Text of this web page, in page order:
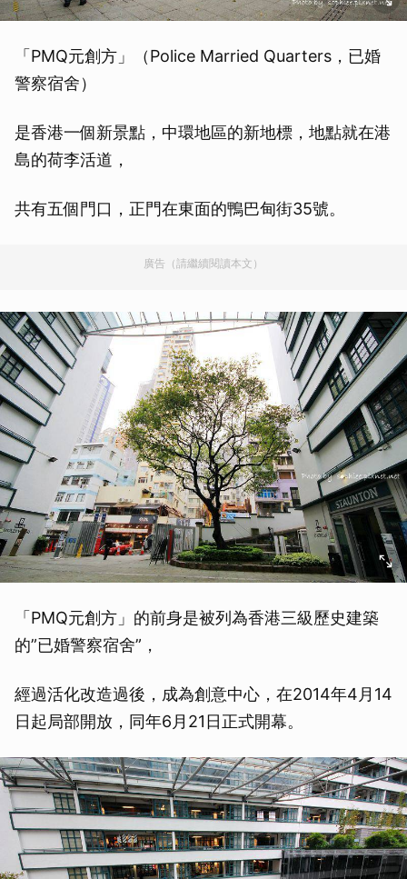
「PMQ元創方」（Police Married Quarters，已婚
警察宿舍）
是香港一個新景點，中環地區的新地標，地點就在港
島的荷李活道，
共有五個門口，正門在東面的鴨巴甸街35號。
廣告（請繼續閱讀本文）
「PMQ元創方」的前身是被列為香港三級歷史建築
的”已婚警察宿舍”，
經過活化改造過後，成為創意中心，在2014年4月14
日起局部開放，同年6月21日正式開幕。